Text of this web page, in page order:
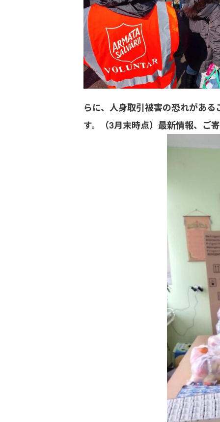
らに、人身取引被害の恐れがあ
す。（3月末時点）最新情報、ご